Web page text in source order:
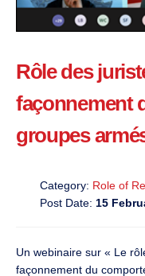
Rôle des
façonnement
groupes
Category: Role of
Post Date: 15
Un webinaire sur « Le
façonnement du